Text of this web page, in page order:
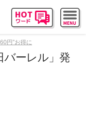
円”お得に
バーレル」発